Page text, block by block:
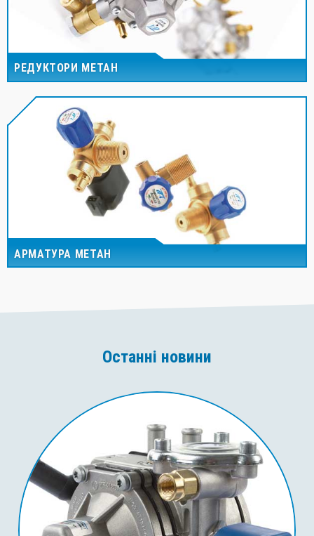
РЕДУКТОРИ МЕТАН
АРМАТУРА МЕТАН
Останні новини